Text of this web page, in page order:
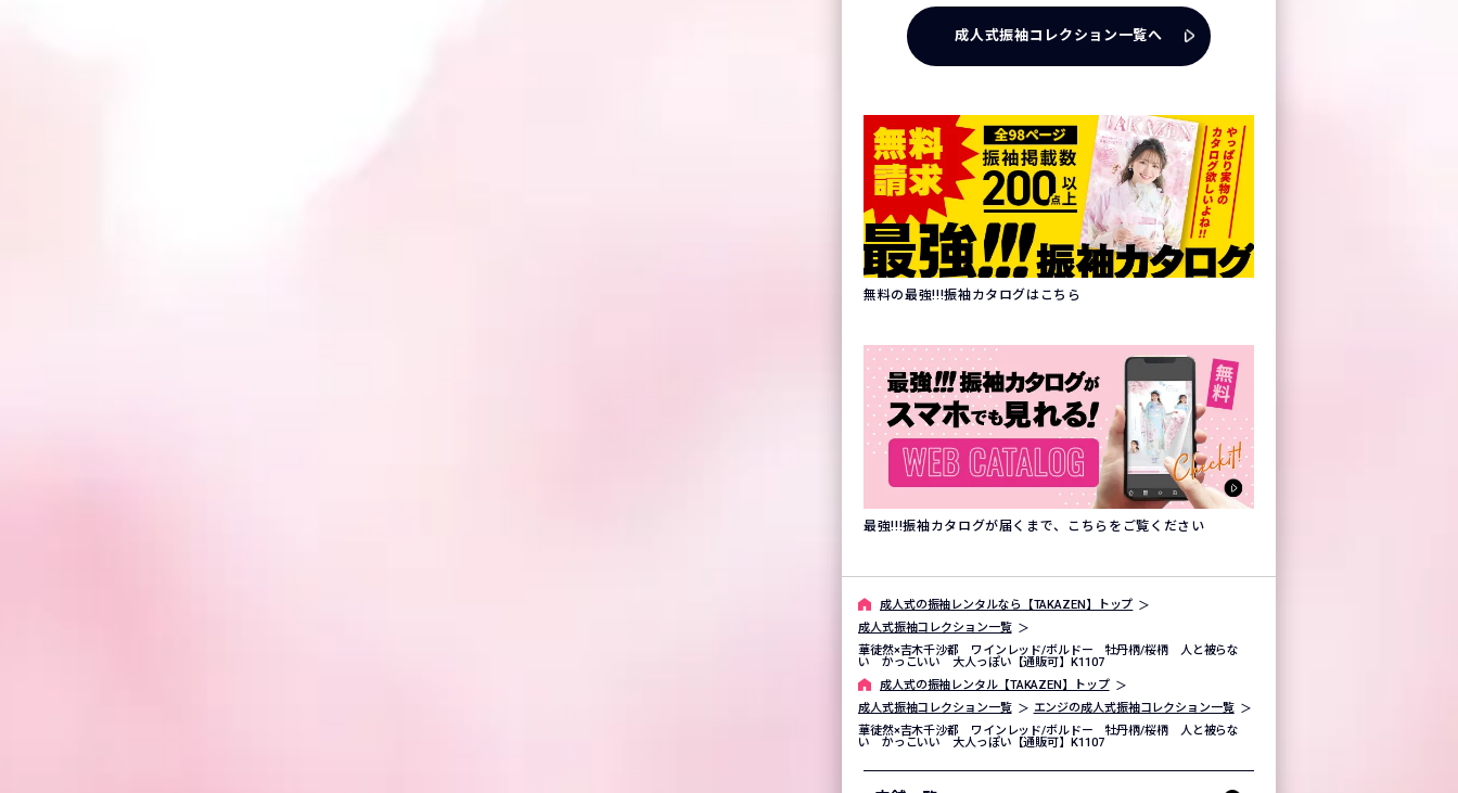
成人式振袖コレクション一覧へ
無料の最強!!!振袖カタログはこちら
最強!!!振袖カタログが届くまで、こちらをご覧ください
成⼈式の振袖レンタルなら【TAKAZEN】トップ
成人式振袖コレクション一覧
華徒然×吉木千沙都 ワインレッド/ボルドー 牡丹柄/桜柄 人と被らな
い かっこいい 大人っぽい【通販可】K1107
成⼈式の振袖レンタル【TAKAZEN】トップ
成人式振袖コレクション一覧
エンジの成人式振袖コレクション一覧
華徒然×吉木千沙都 ワインレッド/ボルドー 牡丹柄/桜柄 人と被らな
い かっこいい 大人っぽい【通販可】K1107